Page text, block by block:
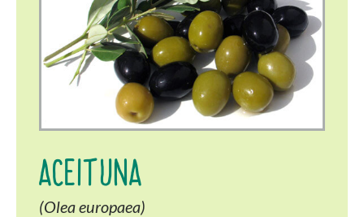
ACEITUNA
(Olea europaea)